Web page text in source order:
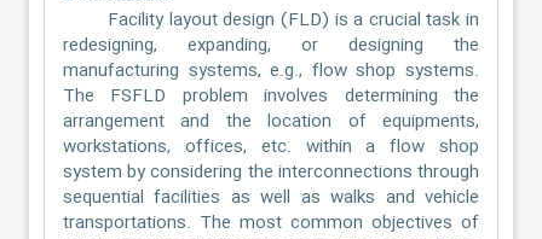
Facility layout design (FLD) is a crucial task in
redesigning, expanding, or designing the
manufacturing systems, e.g., flow shop systems.
The FSFLD problem involves determining the
arrangement and the location of equipments,
workstations, offices, etc. within a flow shop
system by considering the interconnections through
sequential facilities as well as walks and vehicle
transportations. The most common objectives of